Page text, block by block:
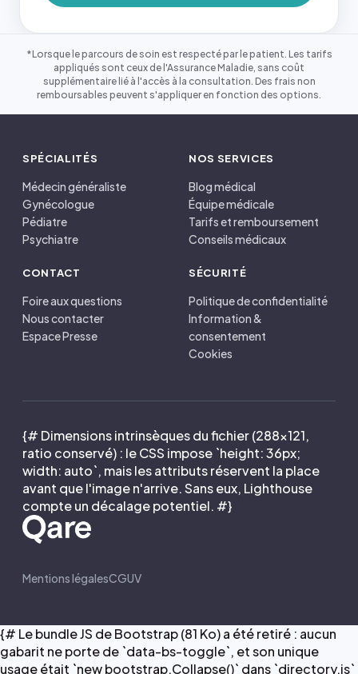
*Lorsque le parcours de soin est respecté par le patient. Les tarifs
appliqués sont ceux de l'Assurance Maladie, sans coût
supplémentaire lié à l'accès à la consultation. Des frais non
remboursables peuvent s'appliquer en fonction des options.
SPÉCIALITÉS
Médecin généraliste
Gynécologue
Pédiatre
Psychiatre
NOS SERVICES
Blog médical
Équipe médicale
Tarifs et remboursement
Conseils médicaux
CONTACT
Foire aux questions
Nous contacter
Espace Presse
SÉCURITÉ
Politique de confidentialité
Information &
consentement
Cookies
{# Dimensions intrinsèques du fichier (288×121,
ratio conservé) : le CSS impose `height: 36px;
width: auto`, mais les attributs réservent la place
avant que l'image n'arrive. Sans eux, Lighthouse
compte un décalage potentiel. #}
Mentions légalesCGUV
{# Le bundle JS de Bootstrap (81 Ko) a été retiré : aucun
gabarit ne porte de `data-bs-toggle`, et son unique
usage était `new bootstrap.Collapse()` dans `directory.js`